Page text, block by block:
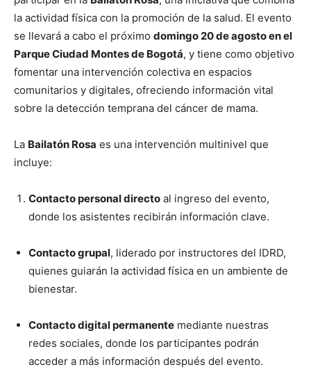
la actividad física con la promoción de la salud. El evento
se llevará a cabo el próximo domingo 20 de agosto en el
Parque Ciudad Montes de Bogotá, y tiene como objetivo
fomentar una intervención colectiva en espacios
comunitarios y digitales, ofreciendo información vital
sobre la detección temprana del cáncer de mama.
La Bailatón Rosa es una intervención multinivel que
incluye:
Contacto personal directo al ingreso del evento,
donde los asistentes recibirán información clave.
Contacto grupal, liderado por instructores del IDRD,
quienes guiarán la actividad física en un ambiente de
bienestar.
Contacto digital permanente mediante nuestras
redes sociales, donde los participantes podrán
acceder a más información después del evento.